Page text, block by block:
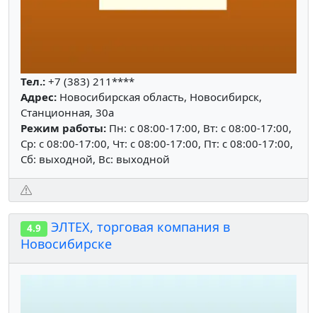
Тел.: +7 (383) 211****
Адрес: Новосибирская область, Новосибирск,
Станционная, 30а
Режим работы: Пн: c 08:00-17:00, Вт: c 08:00-17:00,
Ср: c 08:00-17:00, Чт: c 08:00-17:00, Пт: c 08:00-17:00,
Сб: выходной, Вс: выходной
4.9
ЭЛТЕХ, торговая компания в
Новосибирске